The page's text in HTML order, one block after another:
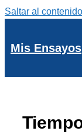
Saltar al contenido
Mis Ensayos